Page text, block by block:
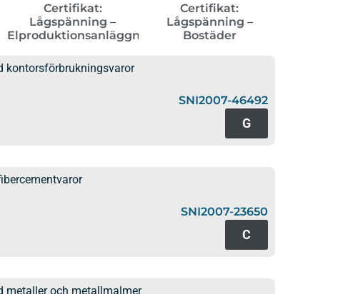
Certifikat:
Lågspänning –
Elproduktionsanläggningar
Certifikat:
Lågspänning –
Bostäder
kontorsförbrukningsvaror
SNI2007-46492
G
SNI2007-23650
C
metaller och metallmalmer